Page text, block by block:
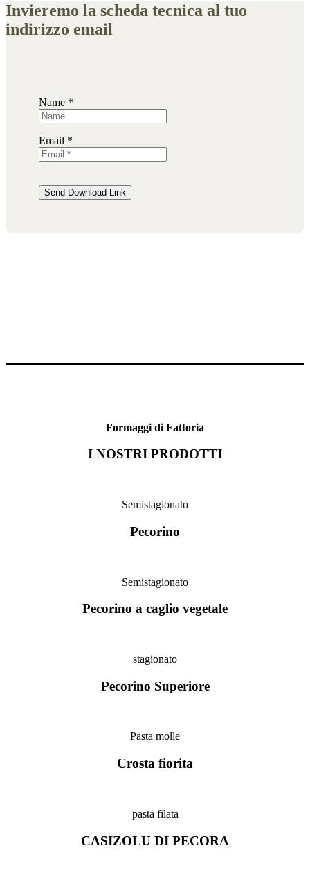
Invieremo la scheda tecnica al tuo
indirizzo email
Name *
Email *
Formaggi di Fattoria
I NOSTRI PRODOTTI
Semistagionato
Pecorino
Semistagionato
Pecorino a caglio vegetale
stagionato
Pecorino Superiore
Pasta molle
Crosta fiorita
pasta filata
CASIZOLU DI PECORA